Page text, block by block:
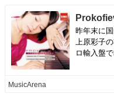
昨年末に
上原彩子
ロ輸入盤
MusicArena